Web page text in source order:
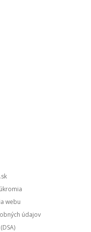
webu
údajov